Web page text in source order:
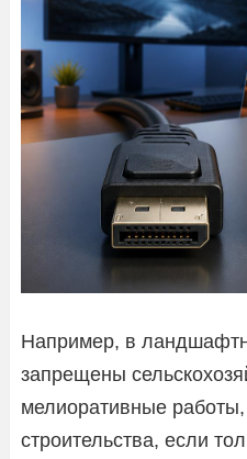
Например, в
запрещены
мелиоративные
строительства, если